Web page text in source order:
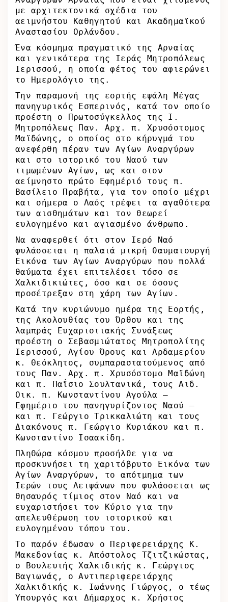
με αρχιτεκτονικά σχέδια του
αειμνήστου Καθηγητού και Ακαδημαϊκού
Αναστασίου Ορλάνδου.
Ένα κόσμημα πραγματικό της Αρναίας
και γενικότερα της Ιεράς Μητροπόλεως
Ιερισσού, η οποία φέτος του αφιερώνει
το Ημερολόγιο της.
Την παραμονή της εορτής εψάλη Μέγας
πανηγυρικός Εσπερινός, κατά τον οποίο
προέστη ο Πρωτοσύγκελλος της Ι.
Μητροπόλεως Παν. Αρχ. π. Χρυσόστομος
Μαϊδώνης, ο οποίος στο κήρυγμά του
ανεφέρθη πέραν των Αγίων Αναργύρων
και στο ιστορικό του Ναού των
τιμωμένων Αγίων, ως και στον
αείμνηστο πρώτο Εφημέριό τους π.
Βασίλειο Πραβήτα, για τον οποίο μέχρι
και σήμερα ο Λαός τρέφει τα αγαθότερα
των αισθημάτων και τον θεωρεί
ευλογημένο και αγιασμένο άνθρωπο.
Να αναφερθεί ότι στον Ιερό Ναό
φυλάσσεται η παλαιά μικρή θαυματουργή
Εικόνα των Αγίων Αναργύρων που πολλά
θαύματα έχει επιτελέσει τόσο σε
Χαλκιδικιώτες, όσο και σε όσους
προσέτρεξαν στη χάρη των Αγίων.
Κατά την κυριώνυμο ημέρα της Εορτής,
της Ακολουθίας του Όρθου και της
λαμπράς Ευχαριστιακής Συνάξεως
προέστη ο Σεβασμιώτατος Μητροπολίτης
Ιερισσού, Αγίου Όρους και Αρδαμερίου
κ. Θεόκλητος, συμπαραστατούμενος από
τους Παν. Αρχ. π. Χρυσόστομο Μαϊδώνη
και π. Παΐσιο Σουλτανικά, τους Αιδ.
Οικ. π. Κωνσταντίνου Αγούλα –
Εφημέριο του πανηγυρίζοντος Ναού –
και π. Γεώργιο Τρικκαλιώτη και τους
Διακόνους π. Γεώργιο Κυριάκου και π.
Κωνσταντίνο Ισαακίδη.
Πληθώρα κόσμου προσήλθε για να
προσκυνήσει τη χαριτόβρυτο Εικόνα των
Αγίων Αναργύρων, το απότμημα των
Ιερών τους Λειψάνων που φυλάσσεται ως
θησαυρός τίμιος στον Ναό και να
ευχαριστήσει τον Κύριο για την
απελευθέρωση του ιστορικού και
ευλογημένου τόπου του.
Το παρόν έδωσαν ο Περιφερειάρχης Κ.
Μακεδονίας κ. Απόστολος Τζιτζικώστας,
ο Βουλευτής Χαλκιδικής κ. Γεώργιος
Βαγιωνάς, ο Αντιπεριφερειάρχης
Χαλκιδικής κ. Ιωάννης Γιώργος, ο τέως
Υπουργός και Δήμαρχος κ. Χρήστος